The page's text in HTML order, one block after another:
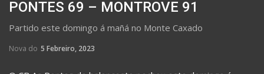
PONTES 69 – MONTROVE 91
Partido este domingo á mañá no Monte Caxado
Nova do 5 Febreiro, 2023